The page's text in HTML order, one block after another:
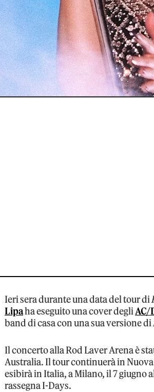
Ieri sera durante una data del tour di
Lipaha eseguito una cover degliAC/
band di casa con una sua versione di
Il concerto alla Rod Laver Arena è
Australia. Il tour continuerà in
esibirà in Italia, a Milano, il 7 giugno
rassegna I-Days.